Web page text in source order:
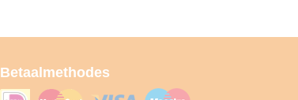
Betaalmethodes